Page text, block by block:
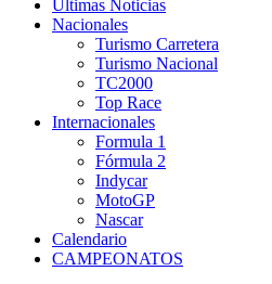
Últimas Noticias
Nacionales
Turismo Carretera
Turismo Nacional
TC2000
Top Race
Internacionales
Formula 1
Fórmula 2
Indycar
MotoGP
Nascar
Calendario
CAMPEONATOS